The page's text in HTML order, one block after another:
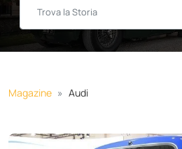
Magazine Audi